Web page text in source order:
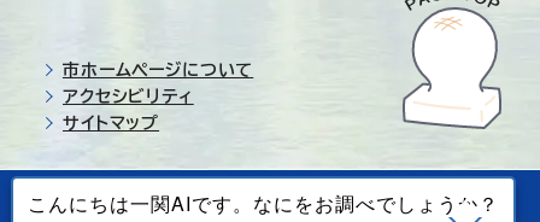
市ホームページについて
アクセシビリティ
サイトマップ
© Ichinoseki-city. All rights reserved.